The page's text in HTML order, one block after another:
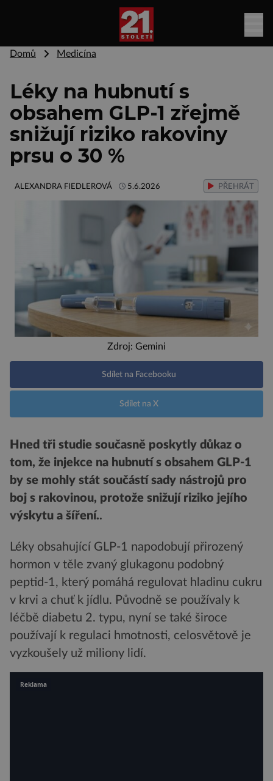
Domů Medicína
Léky na hubnutí s
obsahem GLP-1 zřejmě
snižují riziko rakoviny
prsu o 30 %
ALEXANDRA FIEDLEROVÁ 5.6.2026 PŘEHRÁT
Zdroj: Gemini
Sdílet na Facebooku
Sdílet na X
Hned tři studie současně poskytly důkaz o
tom, že injekce na hubnutí s obsahem GLP-1
by se mohly stát součástí sady nástrojů pro
boj s rakovinou, protože snižují riziko jejího
výskytu a šíření..
Léky obsahující GLP-1 napodobují přirozený
hormon v těle zvaný glukagonu podobný
peptid-1, který pomáhá regulovat hladinu cukru
v krvi a chuť k jídlu. Původně se používaly k
léčbě diabetu 2. typu, nyní se také široce
používají k regulaci hmotnosti, celosvětově je
vyzkoušely už miliony lidí.
Reklama